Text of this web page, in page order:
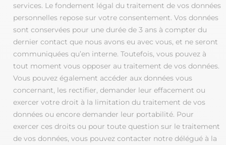
services. Le fondement légal du traitement de vos données
personnelles repose sur votre consentement. Vos données
sont conservées pour une durée de 3 ans à compter du
dernier contact que nous avons eu avec vous, et ne seront
communiquées qu’en interne. Toutefois, vous pouvez à
tout moment vous opposer au traitement de vos données.
Vous pouvez également accéder aux données vous
concernant, les rectifier, demander leur effacement ou
exercer votre droit à la limitation du traitement de vos
données ou encore demander leur portabilité. Pour
exercer ces droits ou pour toute question sur le traitement
de vos données, vous pouvez contacter notre délégué à la